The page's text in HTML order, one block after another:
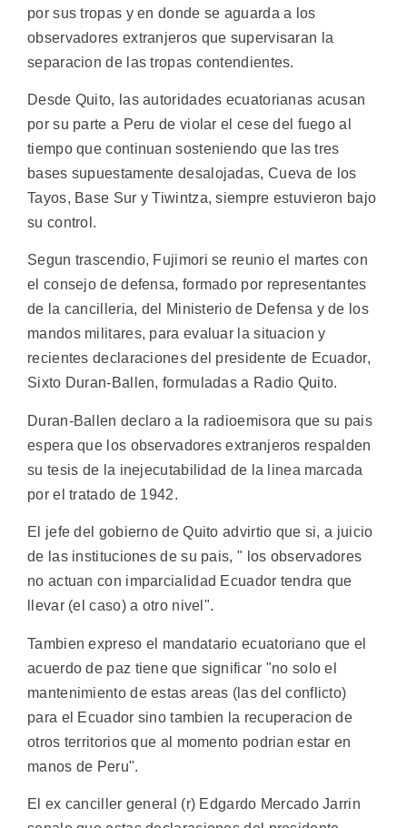
por sus tropas y en donde se aguarda a los
observadores extranjeros que supervisaran la
separacion de las tropas contendientes.
Desde Quito, las autoridades ecuatorianas acusan
por su parte a Peru de violar el cese del fuego al
tiempo que continuan sosteniendo que las tres
bases supuestamente desalojadas, Cueva de los
Tayos, Base Sur y Tiwintza, siempre estuvieron bajo
su control.
Segun trascendio, Fujimori se reunio el martes con
el consejo de defensa, formado por representantes
de la cancilleria, del Ministerio de Defensa y de los
mandos militares, para evaluar la situacion y
recientes declaraciones del presidente de Ecuador,
Sixto Duran-Ballen, formuladas a Radio Quito.
Duran-Ballen declaro a la radioemisora que su pais
espera que los observadores extranjeros respalden
su tesis de la inejecutabilidad de la linea marcada
por el tratado de 1942.
El jefe del gobierno de Quito advirtio que si, a juicio
de las instituciones de su pais, " los observadores
no actuan con imparcialidad Ecuador tendra que
llevar (el caso) a otro nivel".
Tambien expreso el mandatario ecuatoriano que el
acuerdo de paz tiene que significar "no solo el
mantenimiento de estas areas (las del conflicto)
para el Ecuador sino tambien la recuperacion de
otros territorios que al momento podrian estar en
manos de Peru".
El ex canciller general (r) Edgardo Mercado Jarrin